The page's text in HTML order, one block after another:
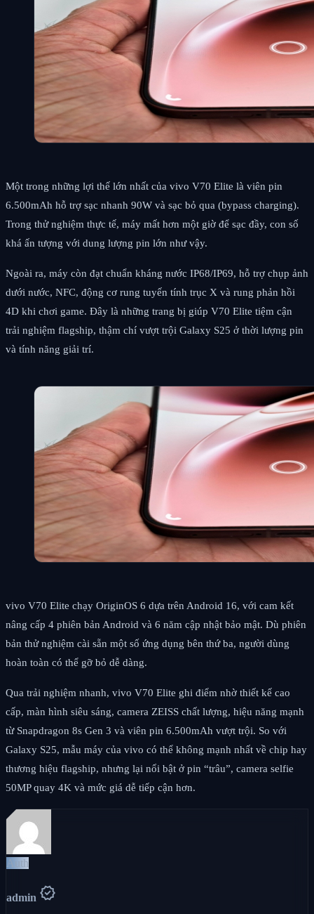
Một trong những lợi thế lớn nhất của vivo V70 Elite là viên pin
6.500mAh hỗ trợ sạc nhanh 90W và sạc bỏ qua (bypass charging).
Trong thử nghiệm thực tế, máy mất hơn một giờ để sạc đầy, con số
khá ấn tượng với dung lượng pin lớn như vậy.
Ngoài ra, máy còn đạt chuẩn kháng nước IP68/IP69, hỗ trợ chụp ảnh
dưới nước, NFC, động cơ rung tuyến tính trục X và rung phản hồi
4D khi chơi game. Đây là những trang bị giúp V70 Elite tiệm cận
trải nghiệm flagship, thậm chí vượt trội Galaxy S25 ở thời lượng pin
và tính năng giải trí.
vivo V70 Elite chạy OriginOS 6 dựa trên Android 16, với cam kết
nâng cấp 4 phiên bản Android và 6 năm cập nhật bảo mật. Dù phiên
bản thử nghiệm cài sẵn một số ứng dụng bên thứ ba, người dùng
hoàn toàn có thể gỡ bỏ dễ dàng.
Qua trải nghiệm nhanh, vivo V70 Elite ghi điểm nhờ thiết kế cao
cấp, màn hình siêu sáng, camera ZEISS chất lượng, hiệu năng mạnh
từ Snapdragon 8s Gen 3 và viên pin 6.500mAh vượt trội. So với
Galaxy S25, mẫu máy của vivo có thể không mạnh nhất về chip hay
thương hiệu flagship, nhưng lại nổi bật ở pin “trâu”, camera selfie
50MP quay 4K và mức giá dễ tiếp cận hơn.
Auth
admin verified